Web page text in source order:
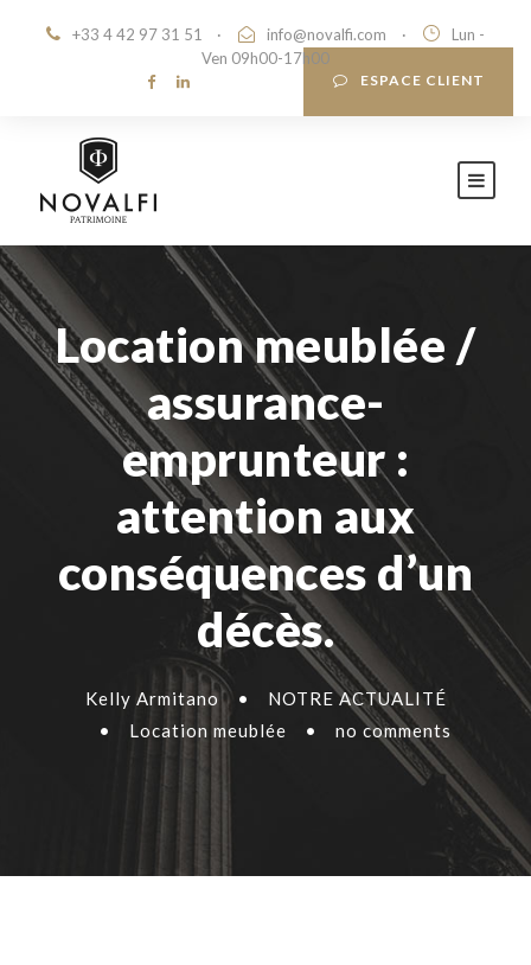
+33 4 42 97 31 51 · info@novalfi.com ·
Lun -
Ven 09h00-17h00
ESPACE CLIENT
Location meublée /
assurance-
emprunteur :
attention aux
conséquences d’un
décès.
Kelly Armitano •
NOTRE ACTUALITÉ
•
Location meublée • no comments